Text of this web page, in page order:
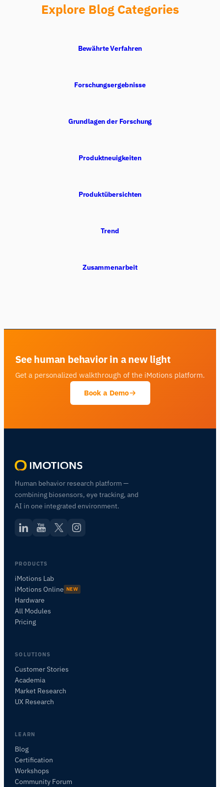
Explore Blog Categories
Bewährte Verfahren
Forschungsergebnisse
Grundlagen der Forschung
Produktneuigkeiten
Produktübersichten
Trend
Zusammenarbeit
See human behavior in a new light
Get a personalized walkthrough of the iMotions platform.
Book a Demo
Human behavior research platform —
combining biosensors, eye tracking, and
AI in one integrated environment.
PRODUCTS
iMotions Lab
iMotions Online NEW
Hardware
All Modules
Pricing
SOLUTIONS
Customer Stories
Academia
Market Research
UX Research
LEARN
Blog
Certification
Workshops
Community Forum
FRAGEN SIE ZU DIESEM ARTIKEL
Diesen Artikel zusammenfassen